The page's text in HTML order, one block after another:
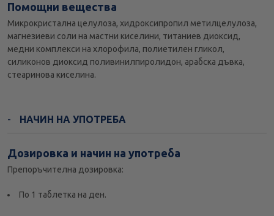
Помощни вещества
Микрокристална целулоза, хидроксипропил метилцелулоза,
магнезиеви соли на мастни киселини, титаниев диоксид,
медни комплекси на хлорофила, полиетилен гликол,
силиконов диоксид поливинилпиролидон, арабска дъвка,
стеаринова киселина.
НАЧИН НА УПОТРЕБА
Дозировка и начин на употреба
Препоръчителна дозировка:
По 1 таблетка на ден.